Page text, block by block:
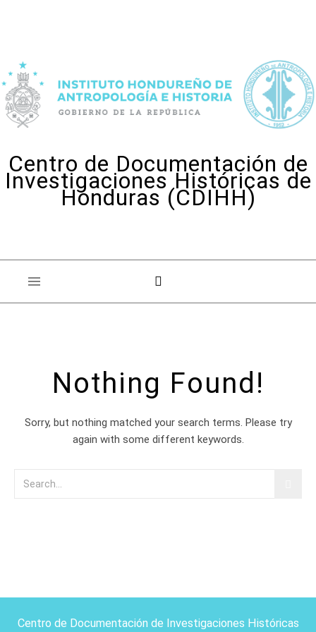
Centro de Documentación de
Investigaciones Históricas de
Honduras (CDIHH)
Nothing Found!
Sorry, but nothing matched your search terms. Please try
again with some different keywords.
Centro de Documentación de Investigaciones Históricas